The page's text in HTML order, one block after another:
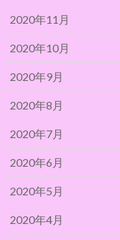
2020年11月
2020年10月
2020年9月
2020年8月
2020年7月
2020年6月
2020年5月
2020年4月